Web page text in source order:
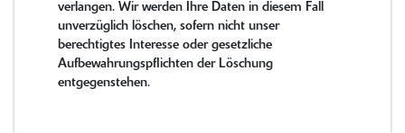
verlangen. Wir werden Ihre Daten in diesem Fall
unverzüglich löschen, sofern nicht unser
berechtigtes Interesse oder gesetzliche
Aufbewahrungspflichten der Löschung
entgegenstehen.